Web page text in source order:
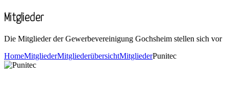
Mitglieder
Die Mitglieder der Gewerbevereinigung Gochsheim stellen sich vor
HomeMitgliederMitgliederübersichtMitgliederPunitec